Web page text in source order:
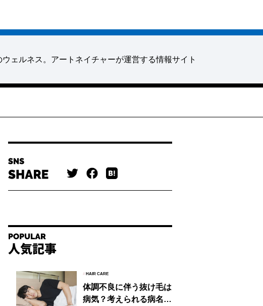
ェルネス。アートネイチャーが運営する情報サイト
# HAIR CARE
体調不良に伴う抜け毛は
病気？考えられる病名と